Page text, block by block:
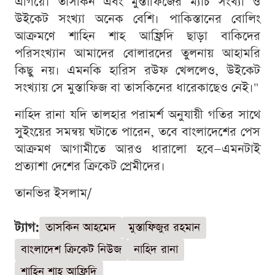
উইকেট সংখ্যা অনেক বেশি। পাকিস্তানের বোলিং
আক্রমণে শাহিন শাহ আফ্রিদি ছাড়া বাকিদের
পরিসংখ্যান আমাদের বোলারদের তুলনায় আহামরি
কিছু নয়। এমনকি হারিস রউফ খেললেও, উইকেট
সংখ্যায় সে মুস্তাফিজ বা তাসকিনের ধারেকাছেও নেই।"
নাহিদ রানা যদি তালহার পরামর্শ অনুযায়ী গতির সাথে
সুইংয়ের সমন্বয় ঘটাতে পারেন, তবে বাংলাদেশের পেস
আক্রমণ আগামীতে আরও ধারালো হবে—এমনটাই
প্রত্যাশা দেশের ক্রিকেট প্রেমীদের।
তানভির ইসলাম/
ট্যাগ: তাসকিন আহমেদ
মুস্তাফিজুর রহমান
বাংলাদেশ ক্রিকেট নিউজ
নাহিদ রানা
শাহিন শাহ আফ্রিদি